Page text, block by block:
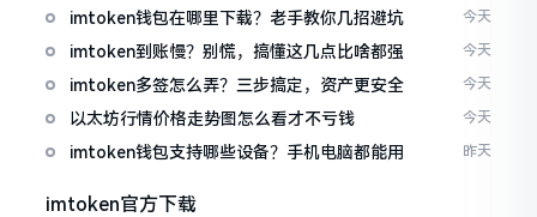
imtoken钱包在哪里下载？老手教你几招避坑 今天
imtoken到账慢？别慌，搞懂这几点比啥都强 今天
imtoken多签怎么弄？三步搞定，资产更安全 今天
以太坊行情价格走势图怎么看才不亏钱 今天
imtoken钱包支持哪些设备？手机电脑都能用 昨天
imtoken官方下载